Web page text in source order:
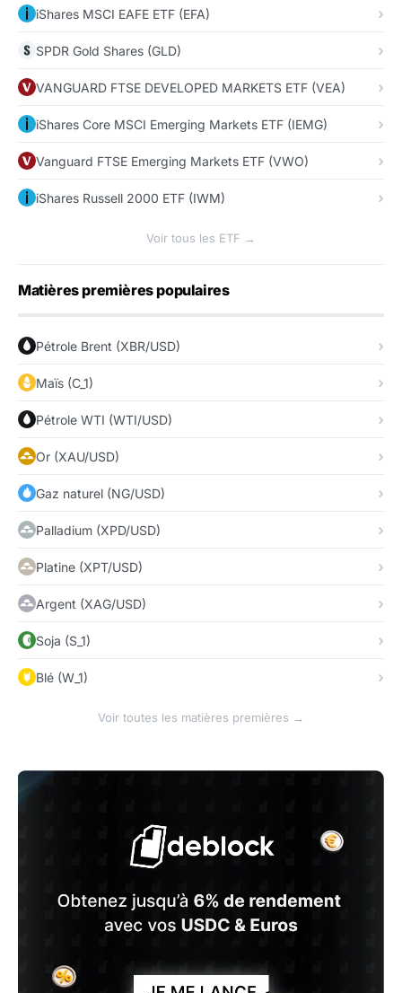
iShares MSCI EAFE ETF (EFA)
SPDR Gold Shares (GLD)
VANGUARD FTSE DEVELOPED MARKETS ETF (VEA)
iShares Core MSCI Emerging Markets ETF (IEMG)
Vanguard FTSE Emerging Markets ETF (VWO)
iShares Russell 2000 ETF (IWM)
Voir tous les ETF →
Matières premières populaires
Pétrole Brent (XBR/USD)
Maïs (C_1)
Pétrole WTI (WTI/USD)
Or (XAU/USD)
Gaz naturel (NG/USD)
Palladium (XPD/USD)
Platine (XPT/USD)
Argent (XAG/USD)
Soja (S_1)
Blé (W_1)
Voir toutes les matières premières →